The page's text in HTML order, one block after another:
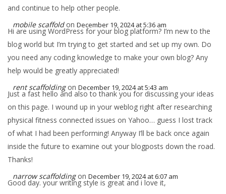
and continue to help other people.
mobile scaffold on December 19, 2024 at 5:36 am
Hi are using WordPress for your blog platform? I’m new to the
blog world but I’m trying to get started and set up my own. Do
you need any coding knowledge to make your own blog? Any
help would be greatly appreciated!
rent scaffolding on December 19, 2024 at 5:43 am
Just a fast hello and also to thank you for discussing your ideas
on this page. I wound up in your weblog right after researching
physical fitness connected issues on Yahoo… guess I lost track
of what I had been performing! Anyway I’ll be back once again
inside the future to examine out your blogposts down the road.
Thanks!
narrow scaffolding on December 19, 2024 at 6:07 am
Good day. your writing style is great and i love it,